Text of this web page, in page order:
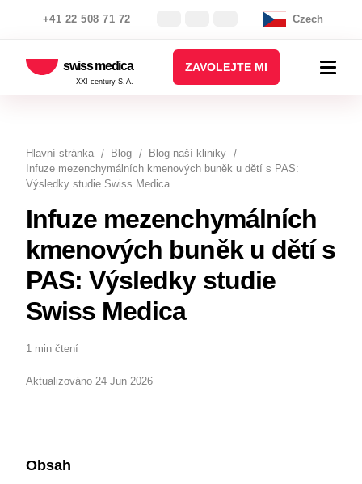
+41 22 508 71 72 Czech
swiss medica
XXI century S.A.
ZAVOLEJTE MI
Hlavní stránka Blog
Blog naší kliniky
Infuze mezenchymálních kmenových buněk u dětí s PAS:
Výsledky studie Swiss Medica
Infuze mezenchymálních
kmenových buněk u dětí s
PAS: Výsledky studie
Swiss Medica
1 min čtení
Aktualizováno 24 Jun 2026
Obsah